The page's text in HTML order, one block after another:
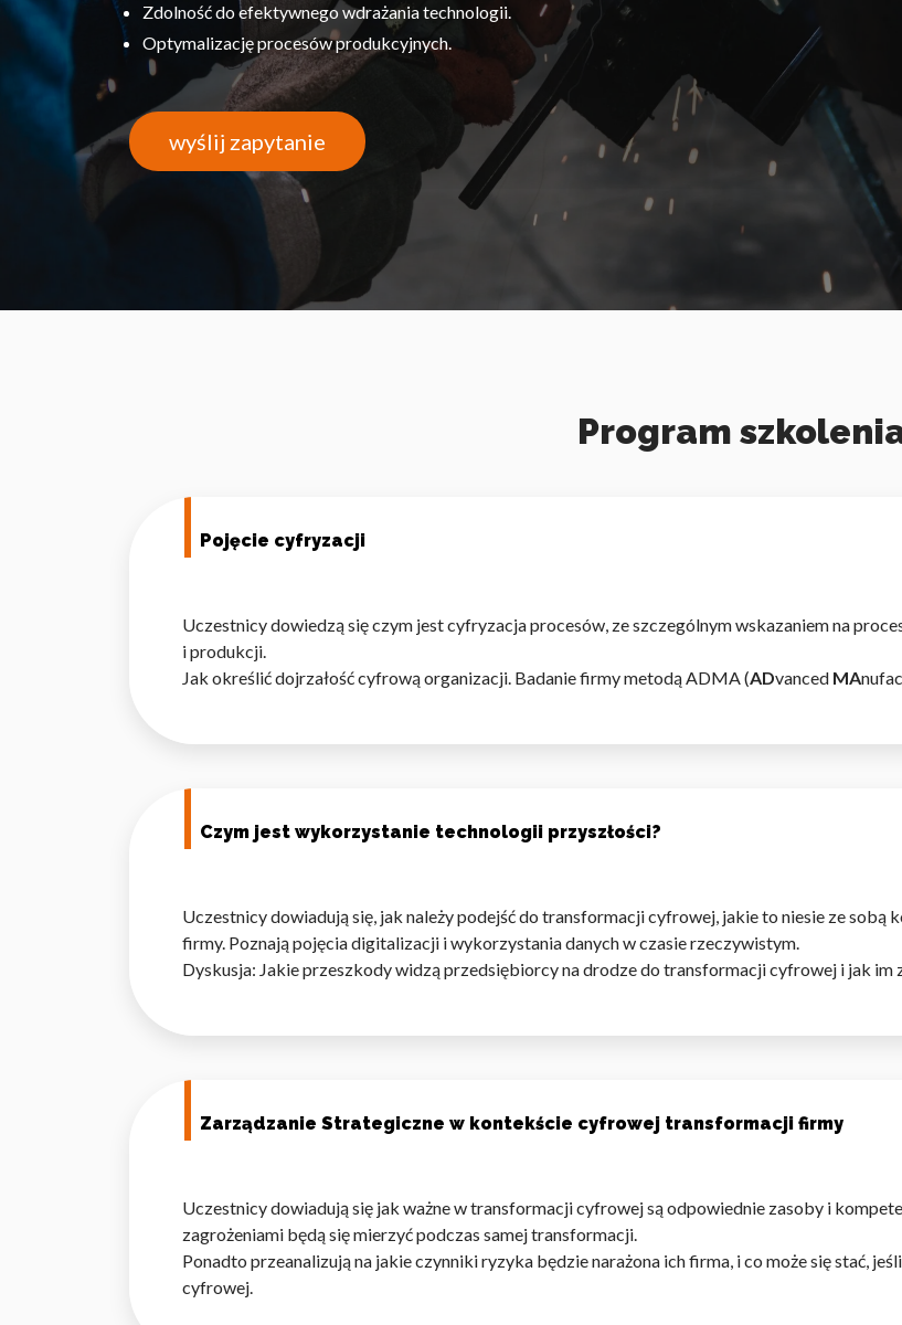
Zdolność do efektywnego wdrażania technologii.
Optymalizację procesów produkcyjnych.
wyślij zapytanie
Program
Pojęcie cyfryzacji
Uczestnicy dowiedzą się czym jest cyfryzacja procesów, ze szczególnym wskazaniem na
i produkcji.
Jak określić dojrzałość cyfrową organizacji. Badanie firmy metodą ADMA (ADvanced MA
Czym jest wykorzystanie technologii przyszłości?
Uczestnicy dowiadują się, jak należy podejść do transformacji cyfrowej, jakie to niesie ze
firmy. Poznają pojęcia digitalizacji i wykorzystania danych w czasie rzeczywistym.
Dyskusja: Jakie przeszkody widzą przedsiębiorcy na drodze do transformacji cyfrowej i jak im
Zarządzanie Strategiczne w kontekście cyfrowej transformacji firmy
Uczestnicy dowiadują się jak ważne w transformacji cyfrowej są odpowiednie zasoby i
zagrożeniami będą się mierzyć podczas samej transformacji.
Ponadto przeanalizują na jakie czynniki ryzyka będzie narażona ich firma, i co może się stać,
cyfrowej.